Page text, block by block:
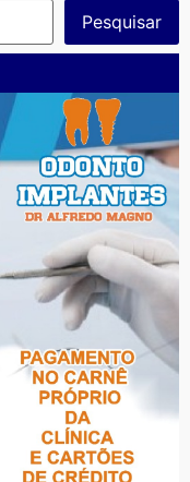
Pesquisar